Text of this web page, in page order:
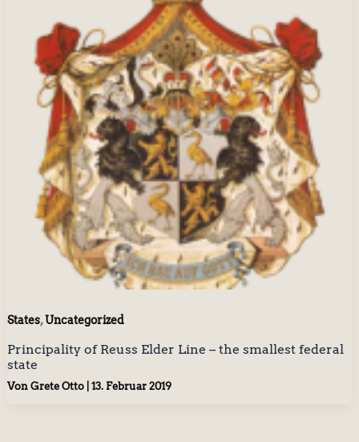
States,Uncategorized
Principality of Reuss Elder Line – the smallest federal
state
Von Grete Otto 13. Februar 2019